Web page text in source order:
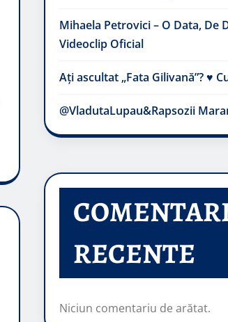
Mihaela Petrovici – O Data, De
Videoclip Oficial
Ați ascultat „Fata Gilivană”? ♥️
@VladutaLupau&Rapsozii
RECENTE
Niciun comentariu de arătat.